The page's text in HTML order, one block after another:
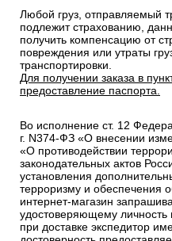
Любой груз, отправляемый
подлежит страхованию,
получить компенсацию от
повреждения или утраты
транспортировки.
Для получении заказа в
предоставление паспорта.
Во исполнение ст. 12
г. N374-ФЗ «О внесении
«О противодействии
законодательных актов
установления
терроризму и обеспечения
интернет-магазин
удостоверяющему личность
при доставке экспедитор